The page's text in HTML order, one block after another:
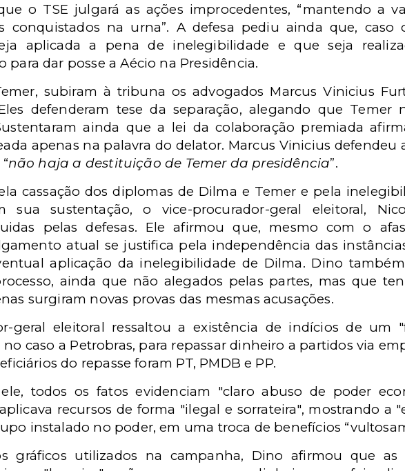
o TSE julgará as ações improcedentes, “mantendo a
conquistados na urna”. A defesa pediu ainda que, caso
aplicada a pena de inelegibilidade e que seja
para dar posse a Aécio na Presidência.
subiram à tribuna os advogados Marcus Vinicius
defenderam tese da separação, alegando que Temer
ainda que a lei da colaboração premiada
apenas na palavra do delator. Marcus Vinicius
não haja a destituição de Temer da presidência”.
cassação dos diplomas de Dilma e Temer e pela
sustentação, o vice-procurador-geral eleitoral,
pelas defesas. Ele afirmou que, mesmo com o
atual se justifica pela independência das
aplicação da inelegibilidade de Dilma. Dino
ainda que não alegados pelas partes, mas que
surgiram novas provas das mesmas acusações.
geral eleitoral ressaltou a existência de indícios de um
caso a Petrobras, para repassar dinheiro a partidos via
do repasse foram PT, PMDB e PP.
todos os fatos evidenciam "claro abuso de poder
recursos de forma "ilegal e sorrateira", mostrando a
instalado no poder, em uma troca de benefícios
gráficos utilizados na campanha, Dino afirmou que as